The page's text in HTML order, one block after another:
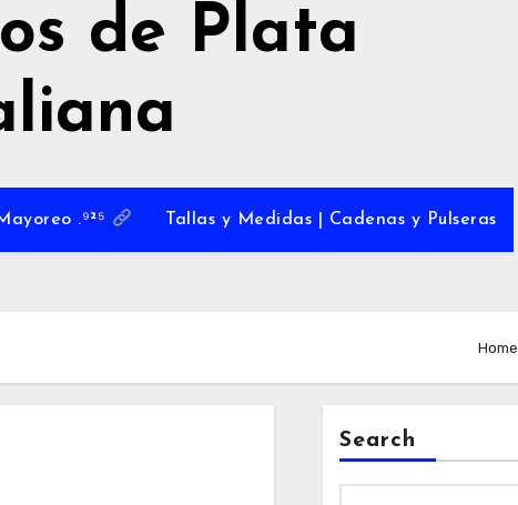
de Plata
.⁹²⁵ Tallas y Medidas | Cadenas y Pulseras
Home
Search